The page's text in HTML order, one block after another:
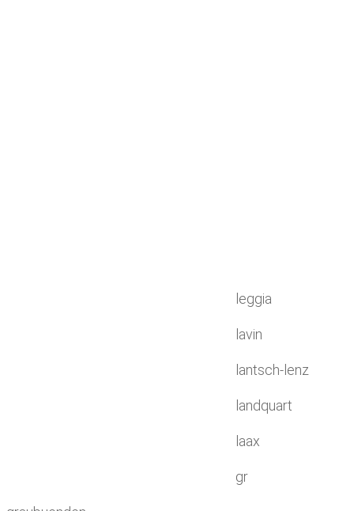
leggia
lavin
lantsch-lenz
landquart
laax
gr